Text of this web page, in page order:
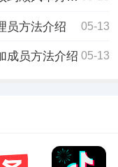
员方法介绍 05-13
成员方法介绍 05-13